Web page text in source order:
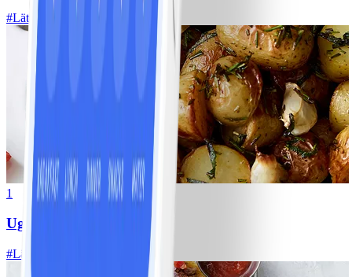
#Lätt 20 MIN
1
Ugnsrostad potatis
#Lätt